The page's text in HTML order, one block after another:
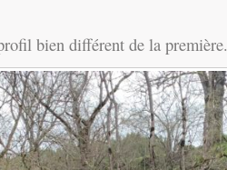
bien différent de la première.